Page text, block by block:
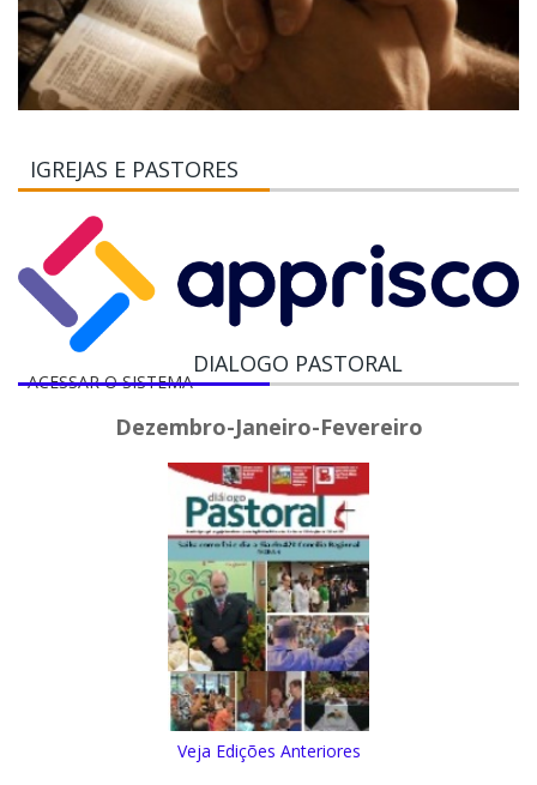
IGREJAS E PASTORES
ACESSAR O SISTEMA
DIALOGO PASTORAL
Dezembro-Janeiro-Fevereiro
Veja Edições Anteriores